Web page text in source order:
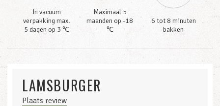
In vacuüm
verpakking max.
5 dagen op 3 ℃
Maximaal 5
maanden op -18
℃
6 tot 8 minuten
bakken
LAMSBURGER
Plaats review